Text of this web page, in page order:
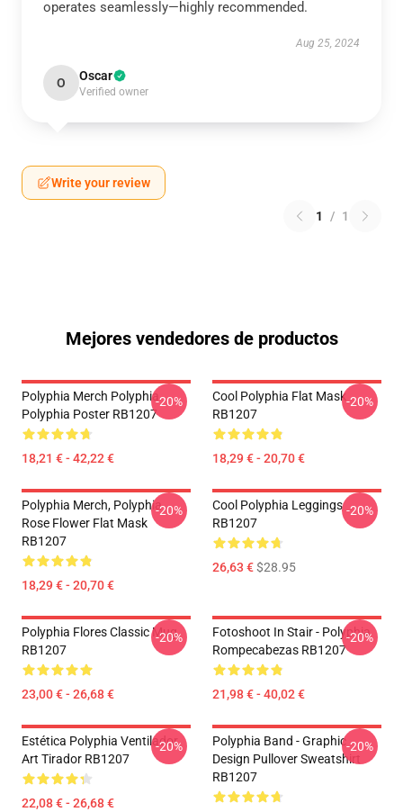
operates seamlessly—highly recommended.
Aug 25, 2024
O Oscar
Verified owner
Write your review
1 / 1
Mejores vendedores de productos
Polyphia Merch Polyphia
Polyphia Poster RB1207
18,21 € - 42,22 €
-20%
Cool Polyphia Flat Mask
RB1207
18,29 € - 20,70 €
-20%
Polyphia Merch, Polyphia
Rose Flower Flat Mask
RB1207
18,29 € - 20,70 €
-20%
Cool Polyphia Leggings
RB1207
26,63 €$28.95
-20%
Polyphia Flores Classic Mug
RB1207
23,00 € - 26,68 €
-20%
Fotoshoot In Stair - Polyphia
Rompecabezas RB1207
21,98 € - 40,02 €
-20%
Estética Polyphia Ventilador
Art Tirador RB1207
22,08 € - 26,68 €
-20%
Polyphia Band - Graphic
Design Pullover Sweatshirt
RB1207
-20%